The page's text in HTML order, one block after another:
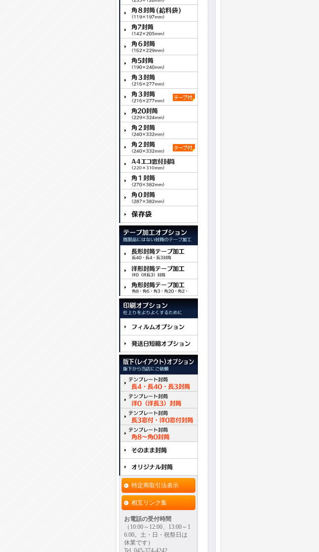
特定商取引法表示
相互リンク集
お電話の受付時間
（10:00～12:00、13:00～1
6:00。土・日・祝祭日は
休業です）
Tel. 045-374-4242